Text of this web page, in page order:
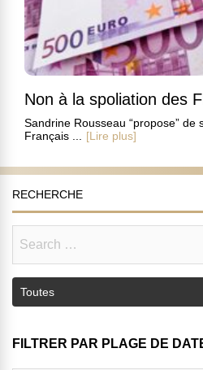
Non à la spoliation des
Sandrine Rousseau “propose” de
Français ...
[Lire plus]
RECHERCHE
FILTRER PAR PLAGE DE